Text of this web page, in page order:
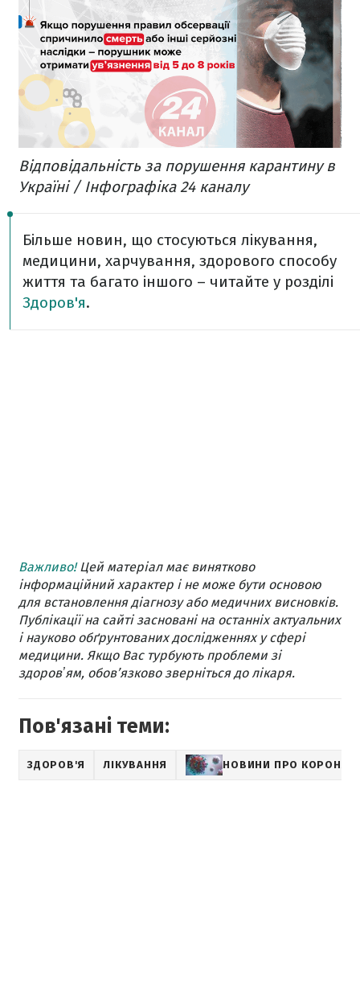
Відповідальність за порушення карантину в
Україні / Інфографіка 24 каналу
Більше новин, що стосуються лікування,
медицини, харчування, здорового способу
життя та багато іншого – читайте у розділі
Здоров'я.
Важливо!Цей матеріал має винятково
інформаційний характер і не може бути основою
для встановлення діагнозу або медичних висновків.
Публікації на сайті засновані на останніх актуальних
і науково обґрунтованих дослідженнях у сфері
медицини. Якщо Вас турбують проблеми зі
здоровʼям, обов’язково зверніться до лікаря.
Пов'язані теми:
ЗДОРОВ'Я ЛІКУВАННЯ НОВИНИ ПРО